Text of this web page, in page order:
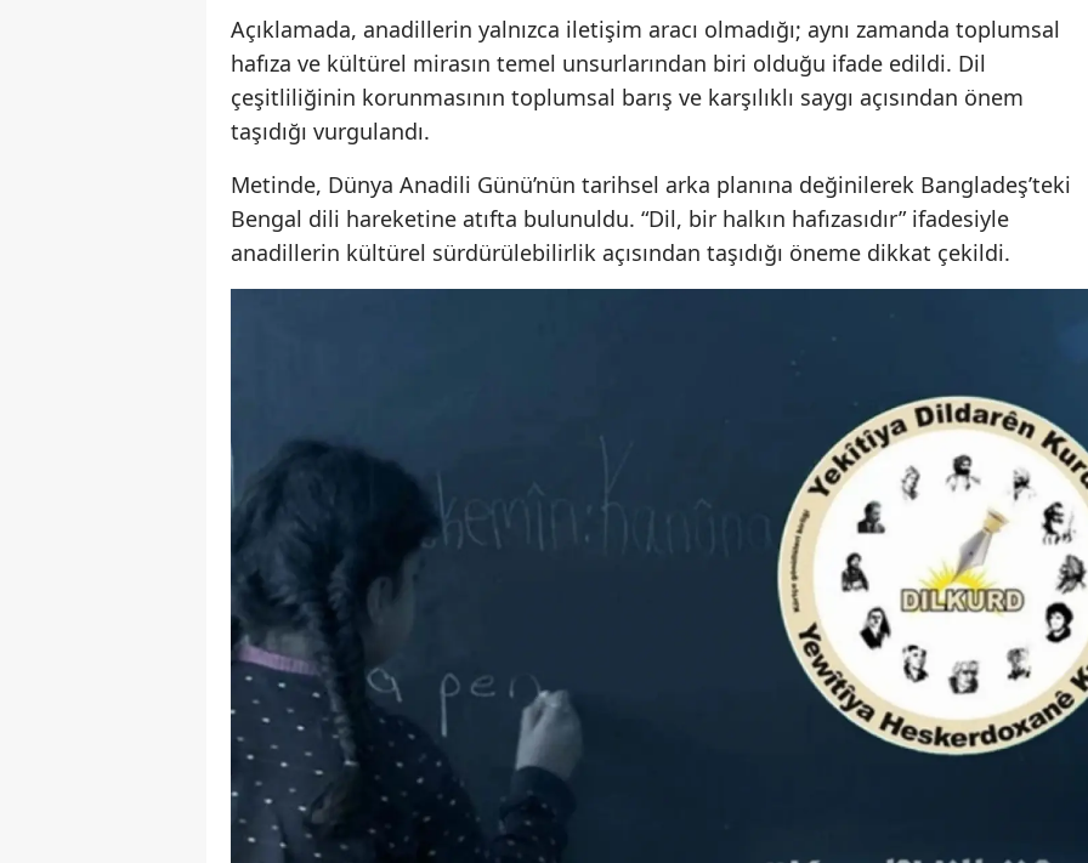
Açıklamada, anadillerin yalnızca iletişim aracı olmadığı; aynı zamanda toplumsal
hafıza ve kültürel mirasın temel unsurlarından biri olduğu ifade edildi. Dil
çeşitliliğinin korunmasının toplumsal barış ve karşılıklı saygı açısından önem
taşıdığı vurgulandı.
Metinde, Dünya Anadili Günü’nün tarihsel arka planına değinilerek Bangladeş’teki
Bengal dili hareketine atıfta bulunuldu. “Dil, bir halkın hafızasıdır” ifadesiyle
anadillerin kültürel sürdürülebilirlik açısından taşıdığı öneme dikkat çekildi.